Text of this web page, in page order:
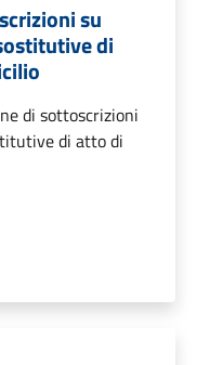
su
di
di sottoscrizioni
di atto di